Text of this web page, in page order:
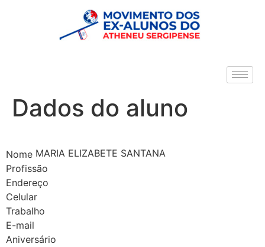
Dados do aluno
Nome MARIA ELIZABETE SANTANA
Profissão
Endereço
Celular
Trabalho
E-mail
Aniversário